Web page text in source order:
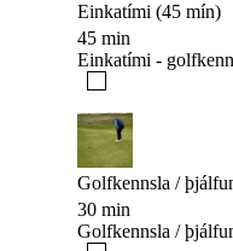
Einkatími (45 mín)
45 min
Einkatími -
Golfkennsla /
30 min
Golfkennsla /